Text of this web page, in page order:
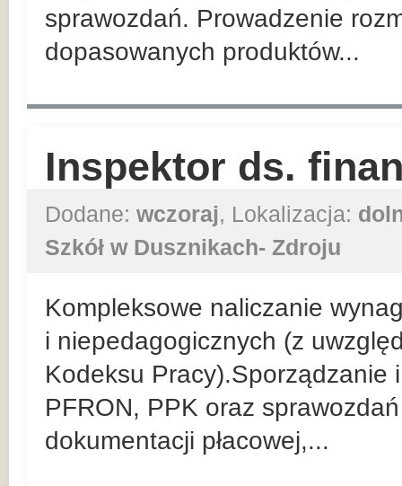
sprawozdań. Prowadzenie
dopasowanych produktów...
Inspektor ds.
Dodane: wczoraj, Lokalizacja:
Szkół w Dusznikach- Zdroju
Kompleksowe naliczanie
i niepedagogicznych (z
Kodeksu Pracy).Sporządzanie
PFRON, PPK oraz
dokumentacji płacowej,...